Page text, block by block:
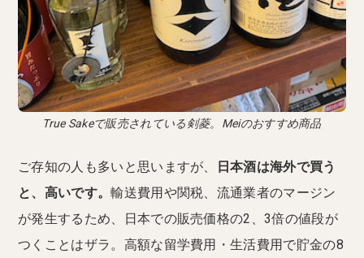
True Sakeで販売されている剣菱。Meiのおすすめ商品
ご存知の人も多いと思いますが、
日本酒は海外で買う
と、高いです。輸送費用や関税、流通業者のマージン
が発生するため、日本での販売価格の2、3倍の値段が
つくことはザラ。高額な留学費用・生活費用で貯金の8